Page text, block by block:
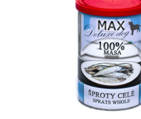
VĚRNOSTNÍ PROGRAM